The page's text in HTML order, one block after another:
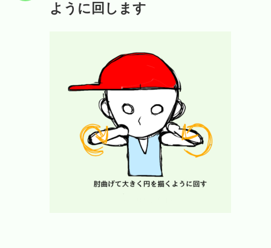
ように回します